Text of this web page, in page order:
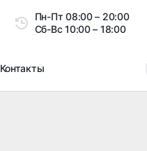
Пн-Пт08:00 – 20:00
Сб-Вс10:00 – 18:00
Контакты